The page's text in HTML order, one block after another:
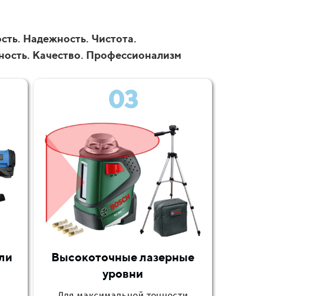
Надежность. Чистота.
Качество. Профессионализм
03
Высокоточные лазерные
уровни